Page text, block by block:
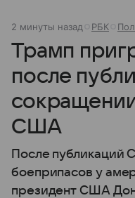
2 минуты назад РБК
Трамп
после
США
После публикаций
боеприпасов у
президент США